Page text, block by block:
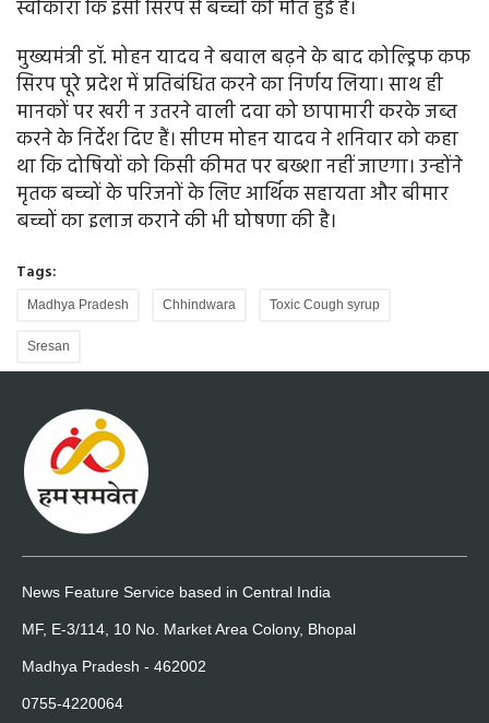
स्वीकारा कि इसी सिरप से बच्चों की मौत हुई है।
मुख्यमंत्री डॉ. मोहन यादव ने बवाल बढ़ने के बाद कोल्ड्रिफ कफ
सिरप पूरे प्रदेश में प्रतिबंधित करने का निर्णय लिया। साथ ही
मानकों पर खरी न उतरने वाली दवा को छापामारी करके जब्त
करने के निर्देश दिए हैं। सीएम मोहन यादव ने शनिवार को कहा
था कि दोषियों को किसी कीमत पर बख्शा नहीं जाएगा। उन्होंने
मृतक बच्चों के परिजनों के लिए आर्थिक सहायता और बीमार
बच्चों का इलाज कराने की भी घोषणा की है।
Tags:
Madhya Pradesh Chhindwara Toxic Cough syrup
Sresan
News Feature Service based in Central India
MF, E-3/114, 10 No. Market Area Colony, Bhopal
Madhya Pradesh - 462002
0755-4220064